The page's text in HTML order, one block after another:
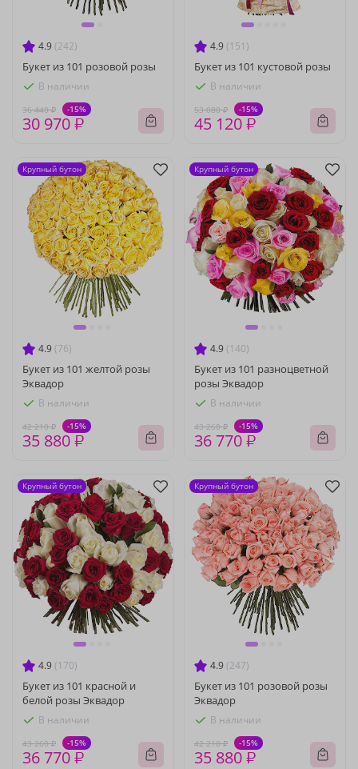
4.9 (242)
Букет из 101 розовой розы
В наличии
36 440 ₽ -15%
30 970 ₽
4.9 (151)
Букет из 101 кустовой розы
В наличии
53 080 ₽ -15%
45 120 ₽
4.9 (76)
Букет из 101 желтой розы
Эквадор
В наличии
42 210 ₽ -15%
35 880 ₽
Крупный бутон
4.9 (140)
Букет из 101 разноцветной
розы Эквадор
В наличии
43 260 ₽ -15%
36 770 ₽
Крупный бутон
4.9 (170)
Букет из 101 красной и
белой розы Эквадор
В наличии
43 260 ₽ -15%
36 770 ₽
Крупный бутон
4.9 (247)
Букет из 101 розовой розы
Эквадор
В наличии
42 210 ₽ -15%
35 880 ₽
Крупный бутон